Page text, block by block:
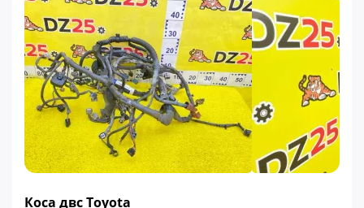
Коса двс Toyota